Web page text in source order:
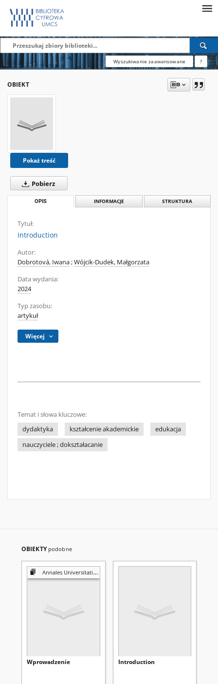
Wyszukiwanie zaawansowane ?
OBIEKT
Pokaż treść
Pobierz
OPIS INFORMACJE STRUKTURA
Tytuł:
Introduction
Autor:
Dobrotová, Iwana;Wójcik-Dudek, Małgorzata
Data wydania:
2024
Typ zasobu:
artykuł
Więcej
Temat i słowa kluczowe:
dydaktyka
kształcenie akademickie
edukacja
nauczyciele ; dokształacanie
OBIEKTY podobne
Annales Universitatis Mariae Curie-Skłodowska. Sectio N, Educatio Nova
Wprowadzenie Introduction